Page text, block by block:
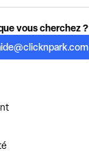
vous cherchez ?